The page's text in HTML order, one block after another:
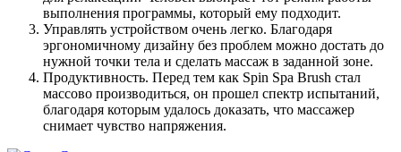
выполнения программы, который ему подходит.
Управлять устройством очень легко. Благодаря
эргономичному дизайну без проблем можно достать до
нужной точки тела и сделать массаж в заданной зоне.
Продуктивность. Перед тем как Spin Spa Brush стал
массово производиться, он прошел спектр испытаний,
благодаря которым удалось доказать, что массажер
снимает чувство напряжения.